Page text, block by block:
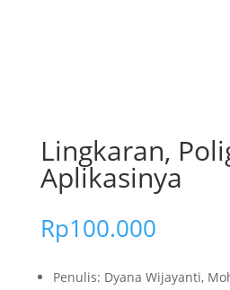
Lingkaran,
Aplikasinya
Rp100.000
Penulis: Dyana Wijayanti,